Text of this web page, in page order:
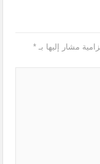
مشار إليها بـ*